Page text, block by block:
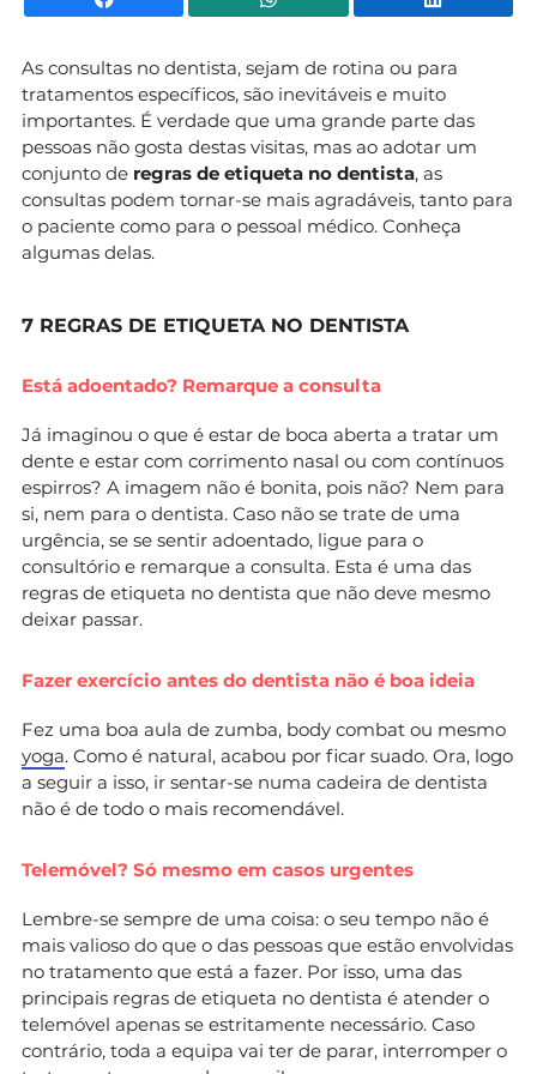
As consultas no dentista, sejam de rotina ou para
tratamentos específicos, são inevitáveis e muito
importantes. É verdade que uma grande parte das
pessoas não gosta destas visitas, mas ao adotar um
conjunto de regras de etiqueta no dentista, as
consultas podem tornar-se mais agradáveis, tanto para
o paciente como para o pessoal médico. Conheça
algumas delas.
7 REGRAS DE ETIQUETA NO DENTISTA
Está adoentado? Remarque a consulta
Já imaginou o que é estar de boca aberta a tratar um
dente e estar com corrimento nasal ou com contínuos
espirros? A imagem não é bonita, pois não? Nem para
si, nem para o dentista. Caso não se trate de uma
urgência, se se sentir adoentado, ligue para o
consultório e remarque a consulta. Esta é uma das
regras de etiqueta no dentista que não deve mesmo
deixar passar.
Fazer exercício antes do dentista não é boa ideia
Fez uma boa aula de zumba, body combat ou mesmo
yoga. Como é natural, acabou por ficar suado. Ora, logo
a seguir a isso, ir sentar-se numa cadeira de dentista
não é de todo o mais recomendável.
Telemóvel? Só mesmo em casos urgentes
Lembre-se sempre de uma coisa: o seu tempo não é
mais valioso do que o das pessoas que estão envolvidas
no tratamento que está a fazer. Por isso, uma das
principais regras de etiqueta no dentista é atender o
telemóvel apenas se estritamente necessário. Caso
contrário, toda a equipa vai ter de parar, interromper o